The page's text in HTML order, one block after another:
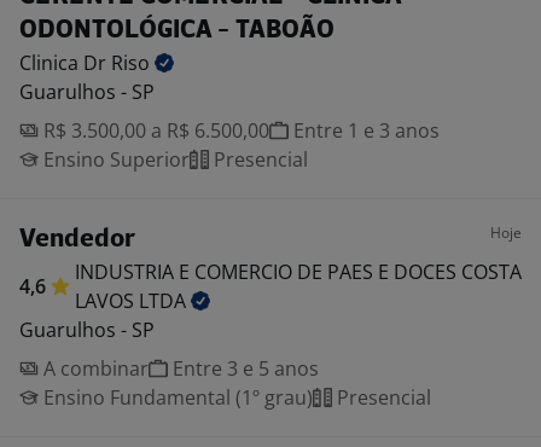
ODONTOLÓGICA - TABOÃO
Clinica Dr Riso
Guarulhos - SP
R$ 3.500,00 a R$ 6.500,00
Entre 1 e 3 anos
Ensino Superior
Presencial
Vendedor Hoje
4,6
INDUSTRIA E COMERCIO DE PAES E DOCES COSTA
LAVOS LTDA
Guarulhos - SP
A combinar
Entre 3 e 5 anos
Ensino Fundamental (1º grau)
Presencial